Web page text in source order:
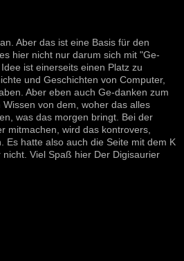
Aber das ist eine Basis für den
hier nicht nur darum sich mit "Ge-
ist einerseits einen Platz zu
und Geschichten von Computer,
Aber eben auch Ge-danken zum
von dem, woher das alles
was das morgen bringt. Bei der
mitmachen, wird das kontrovers,
Es hatte also auch die Seite mit dem K
Viel Spaß hier Der Digisaurier